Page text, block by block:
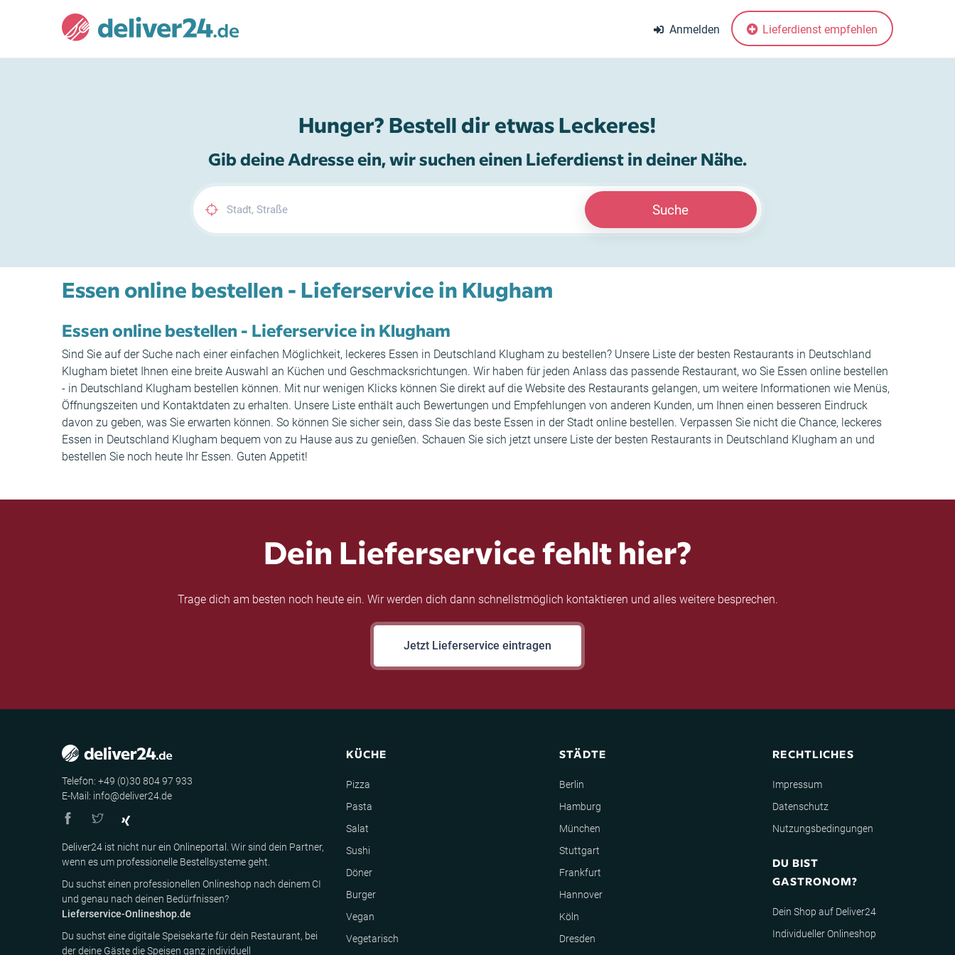
Anmelden Lieferdienst empfehlen
Hunger? Bestell dir etwas Leckeres!
Gib deine Adresse ein, wir suchen einen Lieferdienst in deiner Nähe.
Suche
Essen online bestellen - Lieferservice in Klugham
Essen online bestellen - Lieferservice in Klugham
Sind Sie auf der Suche nach einer einfachen Möglichkeit, leckeres Essen in Deutschland Klugham zu bestellen? Unsere Liste der besten Restaurants in Deutschland
Klugham bietet Ihnen eine breite Auswahl an Küchen und Geschmacksrichtungen. Wir haben für jeden Anlass das passende Restaurant, wo Sie Essen online bestellen
- in Deutschland Klugham bestellen können. Mit nur wenigen Klicks können Sie direkt auf die Website des Restaurants gelangen, um weitere Informationen wie Menüs,
Öffnungszeiten und Kontaktdaten zu erhalten. Unsere Liste enthält auch Bewertungen und Empfehlungen von anderen Kunden, um Ihnen einen besseren Eindruck
davon zu geben, was Sie erwarten können. So können Sie sicher sein, dass Sie das beste Essen in der Stadt online bestellen. Verpassen Sie nicht die Chance, leckeres
Essen in Deutschland Klugham bequem von zu Hause aus zu genießen. Schauen Sie sich jetzt unsere Liste der besten Restaurants in Deutschland Klugham an und
bestellen Sie noch heute Ihr Essen. Guten Appetit!
Dein Lieferservice fehlt hier?
Trage dich am besten noch heute ein. Wir werden dich dann schnellstmöglich kontaktieren und alles weitere besprechen.
Jetzt Lieferservice eintragen
Telefon: +49 (0)30 804 97 933
E-Mail: info@deliver24.de
Deliver24 ist nicht nur ein Onlineportal. Wir sind dein Partner,
wenn es um professionelle Bestellsysteme geht.
Du suchst einen professionellen Onlineshop nach deinem CI
und genau nach deinen Bedürfnissen?
Lieferservice-Onlineshop.de
Du suchst eine digitale Speisekarte für dein Restaurant, bei
der deine Gäste die Speisen ganz individuell
KÜCHE
Pizza
Pasta
Salat
Sushi
Döner
Burger
Vegan
Vegetarisch
STÄDTE
Berlin
Hamburg
München
Stuttgart
Frankfurt
Hannover
Köln
Dresden
RECHTLICHES
Impressum
Datenschutz
Nutzungsbedingungen
DU BIST
GASTRONOM?
Dein Shop auf Deliver24
Individueller Onlineshop